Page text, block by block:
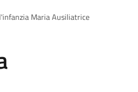
Maria Ausiliatrice